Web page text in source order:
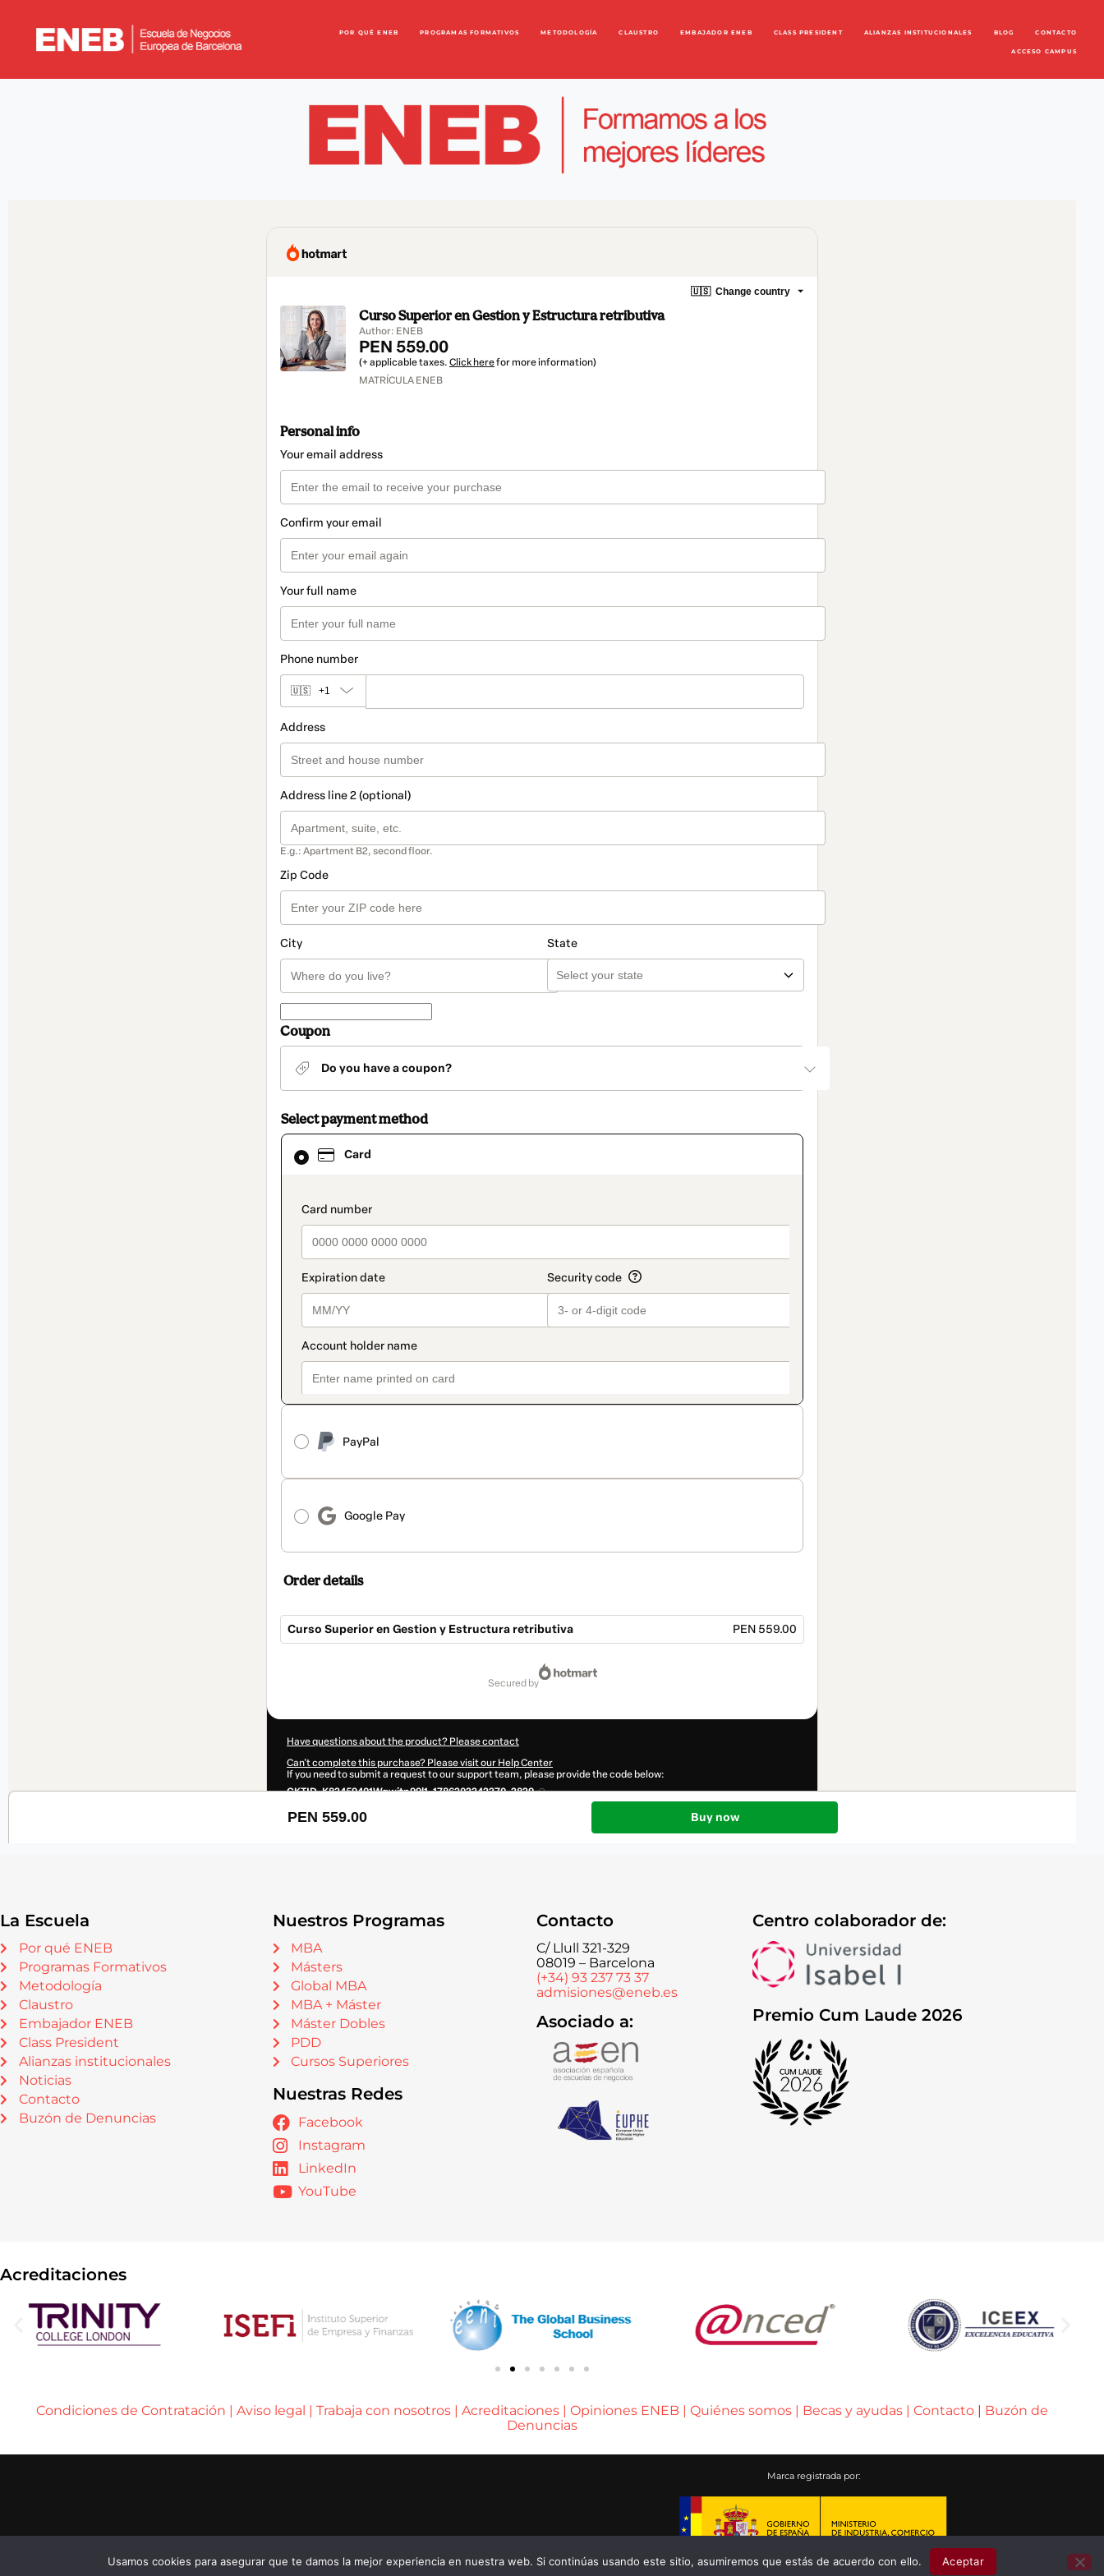
POR QUÉ ENEB PROGRAMAS FORMATIVOS METODOLOGÍA CLAUSTRO EMBAJADOR ENEB CLASS PRESIDENT ALIANZAS INSTITUCIONALES BLOG CONTACTO
ACCESO CAMPUS
La Escuela
Por qué ENEB
Programas Formativos
Metodología
Claustro
Embajador ENEB
Class President
Alianzas institucionales
Noticias
Contacto
Buzón de Denuncias
Nuestros Programas
MBA
Másters
Global MBA
MBA + Máster
Máster Dobles
PDD
Cursos Superiores
Nuestras Redes
Facebook
Instagram
LinkedIn
YouTube
Contacto
C/ Llull 321-329
08019 – Barcelona
(+34) 93 237 73 37
admisiones@eneb.es
Asociado a:
Centro colaborador de:
Premio Cum Laude 2026
Acreditaciones
Condiciones de Contratación | Aviso legal | Trabaja con nosotros | Acreditaciones | Opiniones ENEB | Quiénes somos | Becas y ayudas | Contacto | Buzón de
Denuncias
Marca registrada por:
Usamos cookies para asegurar que te damos la mejor experiencia en nuestra web. Si continúas usando este sitio, asumiremos que estás de acuerdo con ello. Aceptar